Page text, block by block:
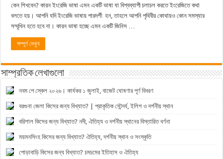
কেন শিখবেন? কারন ইংরেজি ভাষা এমন একটি ভাষা যা বিশ্বব্যাপী চলাচল করতে ইংরেজিতে কথা
বলতে হয়। আপনি যদি ইংরেজি ভাষায় পারদর্শী হন, তাহলে আপনি পৃথিবীর কোথায়ও কোন সমস্যার
সম্মূখিন হতে হবে না। কারন ভাষা হচ্ছে এমন একটি জিনিস …
সম্পূর্ণ দেখুন
সাম্প্রতিক লেখাগুলো
নবম পে স্কেল ২০২৬। কার্যকর ১ জুলাই, বাজেট ঘোষণার পূর্ণ বিবরণ
বরগুনা জেলা কিসের জন্য বিখ্যাত? | প্রাকৃতিক সৌন্দর্য, ইলিশ ও দর্শনীয় স্থান
বরিশাল কিসের জন্য বিখ্যাত? নদী, ঐতিহ্য ও দর্শনীয় স্থানের বিস্তারিত বর্ণনা
ময়মনসিংহ কিসের জন্য বিখ্যাত? ঐতিহ্য, দর্শনীয় স্থান ও সংস্কৃতি
পোড়াবাড়ি কিসের জন্য বিখ্যাত? চমচমের ইতিহাস ও ঐতিহ্য